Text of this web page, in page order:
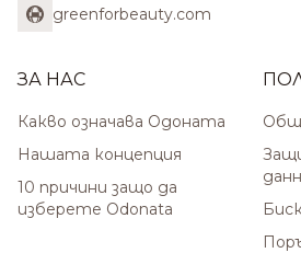
greenforbeauty.com
ЗА НАС
Какво означава Одоната
Нашата концепция
10 причини защо да
изберете Odonata